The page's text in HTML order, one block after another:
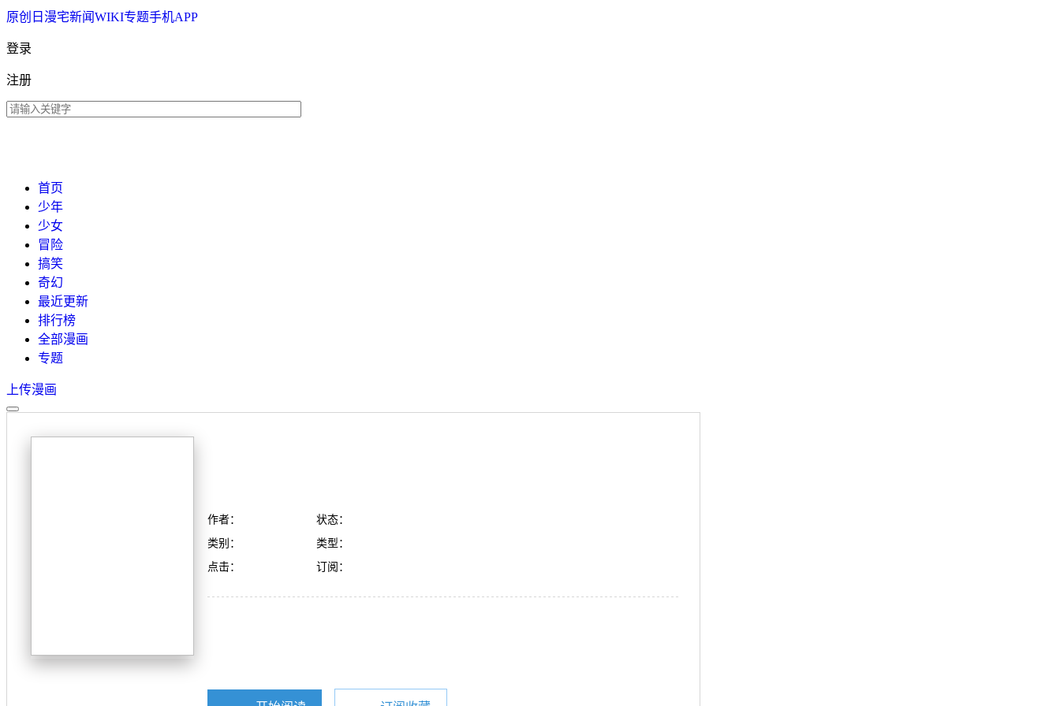
原创 日漫宅新闻WIKI专题手机APP
登录
注册
首页
少年
少女
冒险
搞笑
奇幻
最近更新
排行榜
全部漫画
专题
上传漫画
作者：
状态：
类别：
类型：
点击：
订阅：